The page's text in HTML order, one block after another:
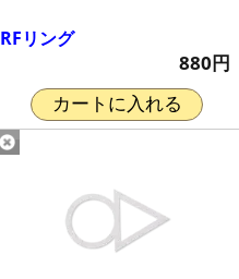
RFリング
880円
カートに入れる